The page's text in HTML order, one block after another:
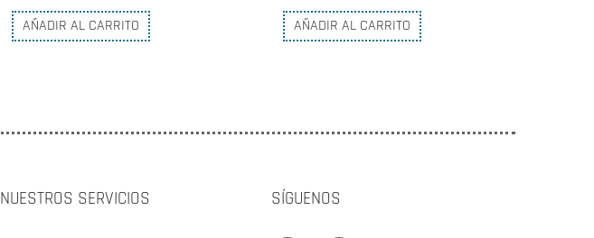
AÑADIR AL CARRITO AÑADIR AL CARRITO
NUESTROS SERVICIOS SÍGUENOS